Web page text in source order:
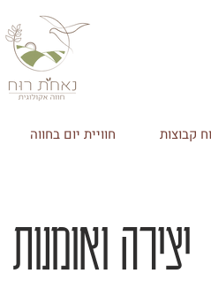
קבוצות חוויית יום בחווה
יצירה